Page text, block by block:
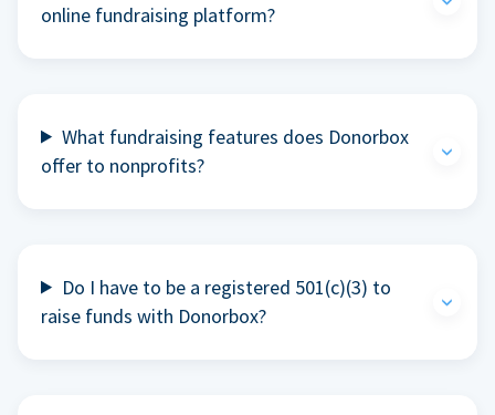
online fundraising platform?
What fundraising features does Donorbox
offer to nonprofits?
Do I have to be a registered 501(c)(3) to
raise funds with Donorbox?